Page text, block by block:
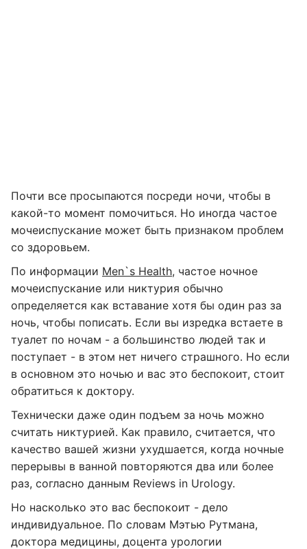
Почти все просыпаются посреди ночи, чтобы в
какой-то момент помочиться. Но иногда частое
мочеиспускание может быть признаком проблем
со здоровьем.
По информации Men`s Health, частое ночное
мочеиспускание или никтурия обычно
определяется как вставание хотя бы один раз за
ночь, чтобы пописать. Если вы изредка встаете в
туалет по ночам - а большинство людей так и
поступает - в этом нет ничего страшного. Но если
в основном это ночью и вас это беспокоит, стоит
обратиться к доктору.
Технически даже один подъем за ночь можно
считать никтурией. Как правило, считается, что
качество вашей жизни ухудшается, когда ночные
перерывы в ванной повторяются два или более
раз, согласно данным Reviews in Urology.
Но насколько это вас беспокоит - дело
индивидуальное. По словам Мэтью Рутмана,
доктора медицины, доцента урологии